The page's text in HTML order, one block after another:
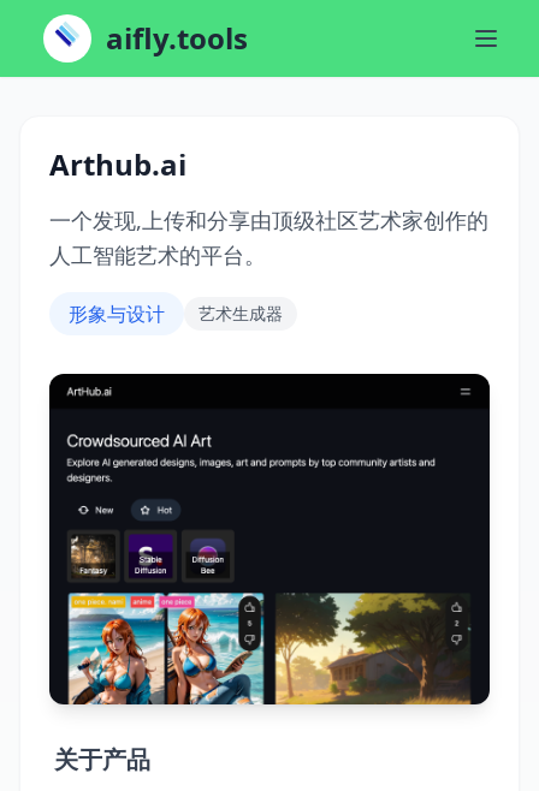
aifly.tools
Arthub.ai
一个发现,上传和分享由顶级社区艺术家创作的
人工智能艺术的平台。
形象与设计 艺术生成器
关于产品